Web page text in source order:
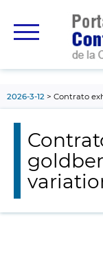
principal
2026-3-12 Contrato